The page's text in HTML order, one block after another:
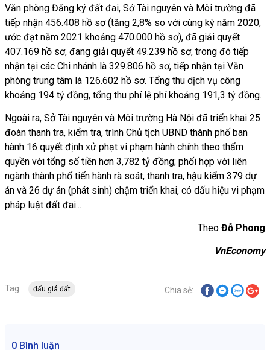
Văn phòng Đăng ký đất đai, Sở Tài nguyên và Môi trường đã
tiếp nhận 456.408 hồ sơ (tăng 2,8% so với cùng kỳ năm 2020,
ước đạt năm 2021 khoảng 470.000 hồ sơ), đã giải quyết
407.169 hồ sơ, đang giải quyết 49.239 hồ sơ, trong đó tiếp
nhận tại các Chi nhánh là 329.806 hồ sơ, tiếp nhận tại Văn
phòng trung tâm là 126.602 hồ sơ. Tổng thu dịch vụ công
khoảng 194 tỷ đồng, tổng thu phí lệ phí khoảng 191,3 tỷ đồng.
Ngoài ra, Sở Tài nguyên và Môi trường Hà Nội đã triển khai 25
đoàn thanh tra, kiểm tra, trình Chủ tịch UBND thành phố ban
hành 16 quyết định xử phạt vi phạm hành chính theo thẩm
quyền với tổng số tiền hơn 3,782 tỷ đồng; phối hợp với liên
ngành thành phố tiến hành rà soát, thanh tra, hậu kiểm 379 dự
án và 26 dự án (phát sinh) chậm triển khai, có dấu hiệu vi phạm
pháp luật đất đai...
Theo Đỗ Phong
VnEconomy
Tag: đấu giá đất Chia sẻ:
0 Bình luận